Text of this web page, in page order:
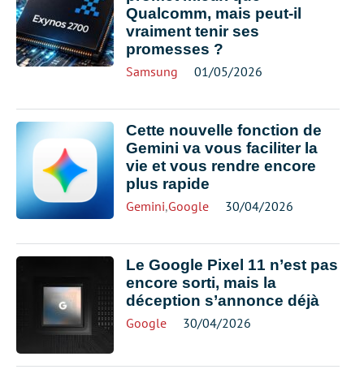
Qualcomm, mais peut-il
vraiment tenir ses
promesses ?
Samsung 01/05/2026
Cette nouvelle fonction de
Gemini va vous faciliter la
vie et vous rendre encore
plus rapide
Gemini,Google 30/04/2026
Le Google Pixel 11 n’est pas
encore sorti, mais la
déception s’annonce déjà
Google 30/04/2026